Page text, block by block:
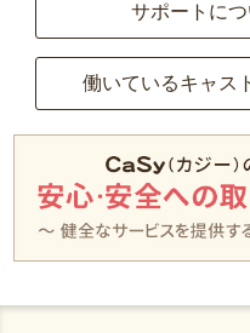
サポートに
働いているキャス